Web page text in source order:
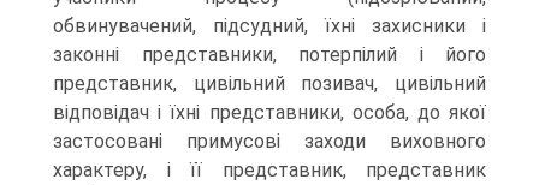
обвинувачений, підсудний, їхні захисники і
законні представники, потерпілий і його
представник, цивільний позивач, цивільний
відповідач і їхні представники, особа, до якої
застосовані примусові заходи виховного
характеру, і її представник, представник